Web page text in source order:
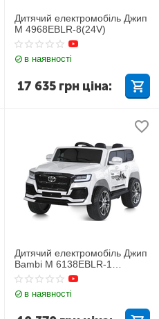
Дитячий електромобіль Джип
M 4968EBLR-8(24V)
в наявності
17 635 грн ціна:
Дитячий електромобіль Джип
Bambi M 6138EBLR-1
TOYOTA
в наявності